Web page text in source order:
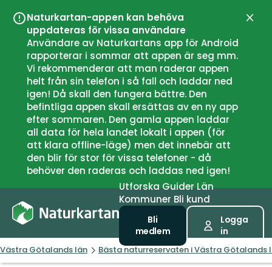
Naturkartan-appen kan behöva
uppdateras för vissa användare
Användare av Naturkartans app för Android
rapporterar i sommar att appen är seg mm.
Vi rekommenderar att man raderar appen
helt från sin telefon i så fall och laddar ned
igen! Då skall den fungera bättre. Den
befintliga appen skall ersättas av en ny app
efter sommaren. Den gamla appen laddar
all data för hela landet lokalt i appen (för
att klara offline-läge) men det innebär att
den blir för stor för vissa telefoner - då
behöver den raderas och laddas ned igen!
UtforskaGuiderLän
Kommuner Bli kund
Bli
medlem
Logga
in
Västra Götalands län Bästa naturreservaten i Västra Götalands